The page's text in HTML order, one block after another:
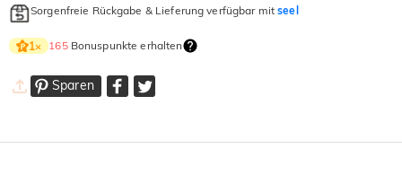
Sorgenfreie Rückgabe & Lieferung verfügbar mitseel
1× 165Bonuspunkte erhalten
Sparen